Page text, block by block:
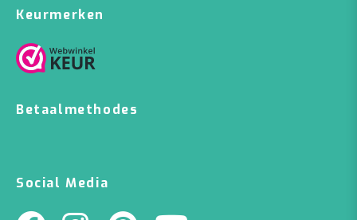
Keurmerken
Betaalmethodes
Social Media